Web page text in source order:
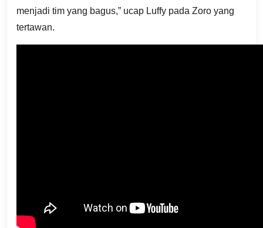
menjadi tim yang bagus,” ucap Luffy pada Zoro yang
tertawan.